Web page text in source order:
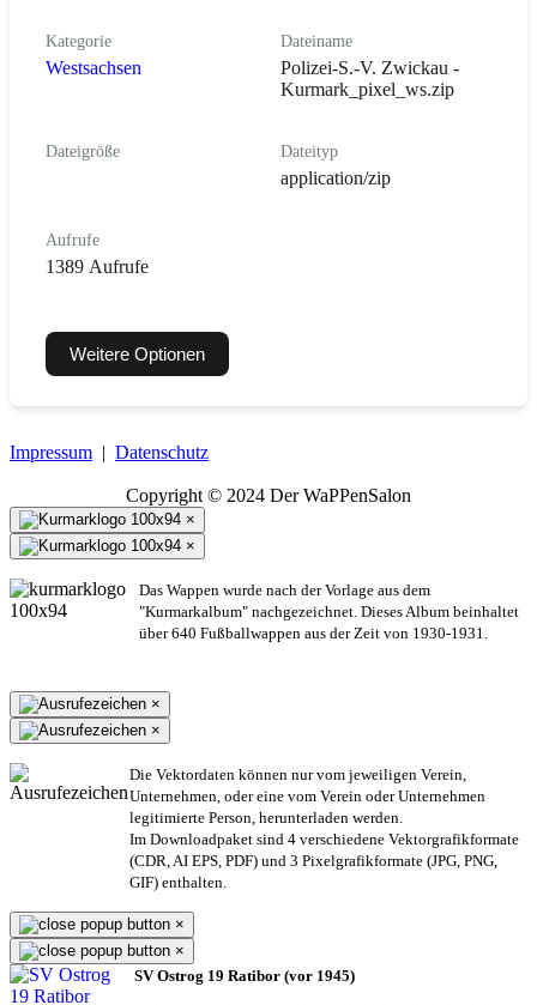
Kategorie
Westsachsen
Dateiname
Polizei-S.-V. Zwickau -
Kurmark_pixel_ws.zip
Dateigröße Dateityp
application/zip
Aufrufe
1389 Aufrufe
Weitere Optionen
Impressum | Datenschutz
Copyright © 2024 Der WaPPenSalon
×
×
Das Wappen wurde nach der Vorlage aus dem
"Kurmarkalbum" nachgezeichnet. Dieses Album beinhaltet
über 640 Fußballwappen aus der Zeit von 1930-1931.
×
×
Die Vektordaten können nur vom jeweiligen Verein,
Unternehmen, oder eine vom Verein oder Unternehmen
legitimierte Person, herunterladen werden.
Im Downloadpaket sind 4 verschiedene Vektorgrafikformate
(CDR, AI EPS, PDF) und 3 Pixelgrafikformate (JPG, PNG,
GIF) enthalten.
×
×
SV Ostrog 19 Ratibor (vor 1945)